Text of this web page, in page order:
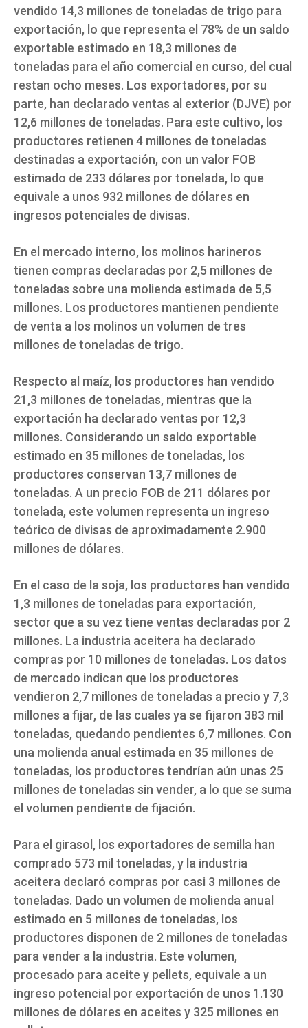
vendido 14,3 millones de toneladas de trigo para
exportación, lo que representa el 78% de un saldo
exportable estimado en 18,3 millones de
toneladas para el año comercial en curso, del cual
restan ocho meses. Los exportadores, por su
parte, han declarado ventas al exterior (DJVE) por
12,6 millones de toneladas. Para este cultivo, los
productores retienen 4 millones de toneladas
destinadas a exportación, con un valor FOB
estimado de 233 dólares por tonelada, lo que
equivale a unos 932 millones de dólares en
ingresos potenciales de divisas.
En el mercado interno, los molinos harineros
tienen compras declaradas por 2,5 millones de
toneladas sobre una molienda estimada de 5,5
millones. Los productores mantienen pendiente
de venta a los molinos un volumen de tres
millones de toneladas de trigo.
Respecto al maíz, los productores han vendido
21,3 millones de toneladas, mientras que la
exportación ha declarado ventas por 12,3
millones. Considerando un saldo exportable
estimado en 35 millones de toneladas, los
productores conservan 13,7 millones de
toneladas. A un precio FOB de 211 dólares por
tonelada, este volumen representa un ingreso
teórico de divisas de aproximadamente 2.900
millones de dólares.
En el caso de la soja, los productores han vendido
1,3 millones de toneladas para exportación,
sector que a su vez tiene ventas declaradas por 2
millones. La industria aceitera ha declarado
compras por 10 millones de toneladas. Los datos
de mercado indican que los productores
vendieron 2,7 millones de toneladas a precio y 7,3
millones a fijar, de las cuales ya se fijaron 383 mil
toneladas, quedando pendientes 6,7 millones. Con
una molienda anual estimada en 35 millones de
toneladas, los productores tendrían aún unas 25
millones de toneladas sin vender, a lo que se suma
el volumen pendiente de fijación.
Para el girasol, los exportadores de semilla han
comprado 573 mil toneladas, y la industria
aceitera declaró compras por casi 3 millones de
toneladas. Dado un volumen de molienda anual
estimado en 5 millones de toneladas, los
productores disponen de 2 millones de toneladas
para vender a la industria. Este volumen,
procesado para aceite y pellets, equivale a un
ingreso potencial por exportación de unos 1.130
millones de dólares en aceites y 325 millones en